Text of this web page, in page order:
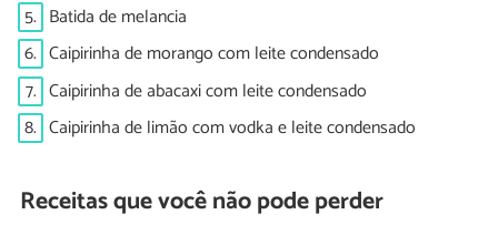
5. Batida de melancia
6. Caipirinha de morango com leite condensado
7. Caipirinha de abacaxi com leite condensado
8. Caipirinha de limão com vodka e leite condensado
Receitas que você não pode perder